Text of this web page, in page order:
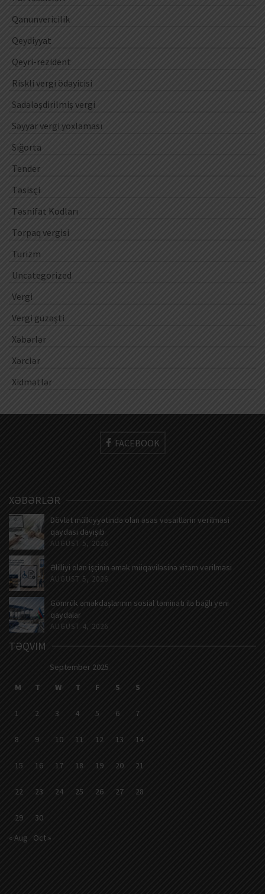
Qanunvericilik
Qeydiyyat
Qeyri-rezident
Riskli vergi ödəyicisi
Sadələşdirilmiş vergi
Səyyar vergi yoxlaması
Sığorta
Tender
Təsisçi
Təsnifat Kodları
Torpaq vergisi
Turizm
Uncategorized
Vergi
Vergi güzəşti
Xəbərlər
Xərclər
Xidmətlər
FACEBOOK
XƏBƏRLƏR
Dövlət mülkiyyətində olan əsas vəsaitlərin verilməsi
qaydası dəyişib
AUGUST 5, 2026
Əlilliyi olan işçinin əmək müqaviləsinə xitam verilməsi
AUGUST 5, 2026
Gömrük əməkdaşlarının sosial təminatı ilə bağlı yeni
qaydalar
AUGUST 4, 2026
TƏQVIM
September 2025
M
T W T F S S
1 2 3 4 5 6 7
8 9 10 11 12 13 14
15 16 17 18 19 20 21
22 23 24 25 26 27 28
29
30
« Aug
Oct »